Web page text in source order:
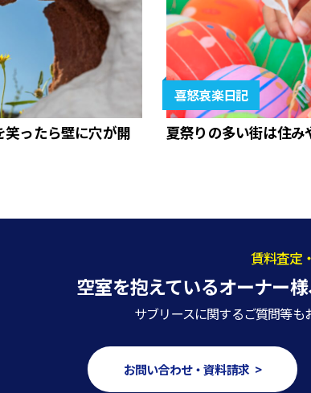
ったら壁に穴が開
喜怒哀楽日記
夏祭りの多い街は住み
賃料査定
空室を抱えているオーナー
サブリースに関するご質問等も
お問い合わせ・資料請求 >